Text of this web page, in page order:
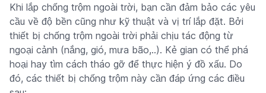
Khi lắp chống trộm ngoài trời, bạn cần đảm bảo các yêu
cầu về độ bền cũng như kỹ thuật và vị trí lắp đặt. Bởi
thiết bị chống trộm ngoài trời phải chịu tác động từ
ngoại cảnh (nắng, gió, mưa bão,..). Kẻ gian có thể phá
hoại hay tìm cách tháo gỡ để thực hiện ý đồ xấu. Do
đó, các thiết bị chống trộm này cần đáp ứng các điều